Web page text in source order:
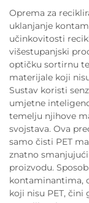
Oprema za
uklanjanje
učinkovitosti
višestupanjski
optičku sortirnu
materijale koji
Sustav koristi
umjetne
temelju njihove
svojstava. Ova
samo čisti PET
znatno
proizvodu.
kontaminantima,
koji nisu PET,